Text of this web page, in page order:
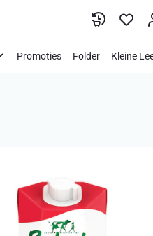
Promoties Folder Kleine